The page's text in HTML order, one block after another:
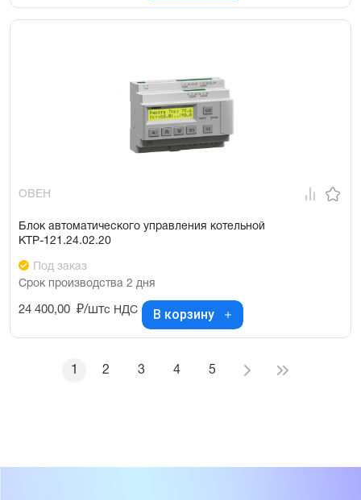
ОВЕН
Блок автоматического управления котельной
КТР-121.24.02.20
Под заказ
Срок производства 2 дня
24 400,00 ₽/штс НДС В корзину
1 2 3 4 5